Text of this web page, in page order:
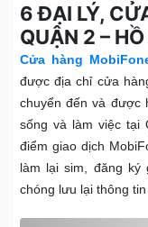
6 ĐẠI LÝ,
QUẬN 2 –
Cửa hàng
được địa chỉ cửa
chuyển đến và được
sống và làm việc
điểm giao dịch
làm lại sim, đăng ký
chóng lưu lại thông